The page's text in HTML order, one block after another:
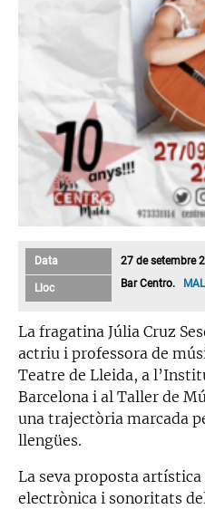
Data 27 de setembre
Lloc Bar Centro.
La fragatina Júlia Cruz
actriu i professora de
Teatre de Lleida, a
Barcelona i al Taller de
una trajectòria marcada
llengües.
La seva proposta
electrònica i sonoritats